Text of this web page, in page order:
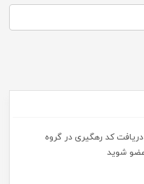
کد رهگیری در گروه
عضو شوید